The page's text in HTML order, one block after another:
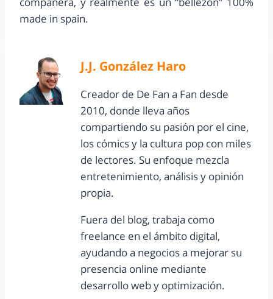
made in spain.
J.J. González Haro
Creador de De Fan a Fan desde
2010, donde lleva años
compartiendo su pasión por el cine,
los cómics y la cultura pop con miles
de lectores. Su enfoque mezcla
entretenimiento, análisis y opinión
propia.
Fuera del blog, trabaja como
freelance en el ámbito digital,
ayudando a negocios a mejorar su
presencia online mediante
desarrollo web y optimización.